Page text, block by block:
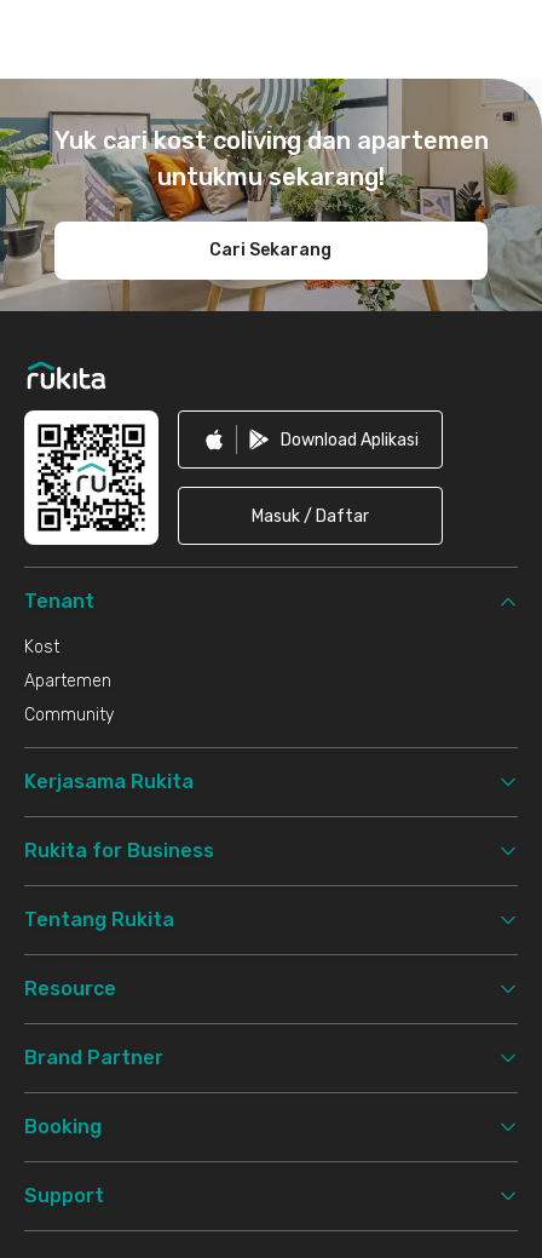
Yuk cari kost coliving dan apartemen
untukmu sekarang!
Cari Sekarang
Download Aplikasi
Masuk / Daftar
Tenant
Kost
Apartemen
Community
Kerjasama Rukita
Rukita for Business
Tentang Rukita
Resource
Brand Partner
Booking
Support